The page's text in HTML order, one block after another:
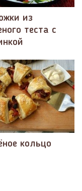
из
теста с
кольцо